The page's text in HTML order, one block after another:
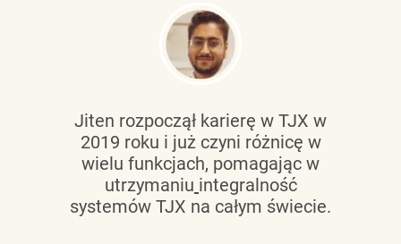
Jiten rozpoczął karierę w TJX w
2019 roku i już czyni różnicę w
wielu funkcjach, pomagając w
utrzymaniu integralność
systemów TJX na całym świecie.